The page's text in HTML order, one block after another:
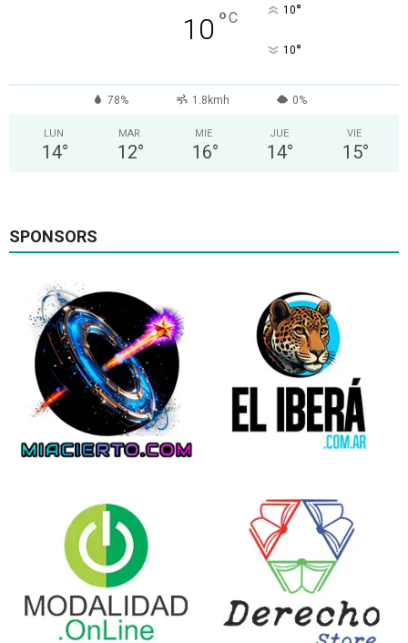
10 °C 10°
10°
78% 1.8kmh 0%
LUN
14°
MAR
12°
MIE
16°
JUE
14°
VIE
15°
SPONSORS